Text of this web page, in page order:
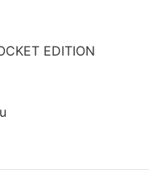
EDITION